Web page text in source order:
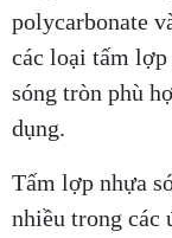
polycarbonate
các loại tấm lợp
sóng tròn phù
dụng.
Tấm lợp nhựa
nhiều trong các